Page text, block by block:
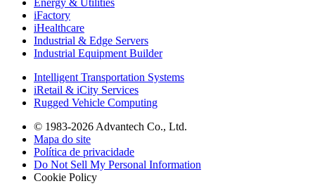
iFactory
iHealthcare
Industrial & Edge Servers
Industrial Equipment Builder
Intelligent Transportation Systems
iRetail & iCity Services
Rugged Vehicle Computing
© 1983-2026 Advantech Co., Ltd.
Mapa do site
Política de privacidade
Do Not Sell My Personal Information
Cookie Policy